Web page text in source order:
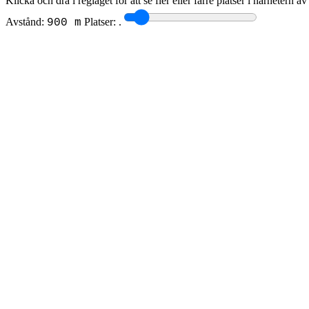
Avstånd: 900 m Platser: .